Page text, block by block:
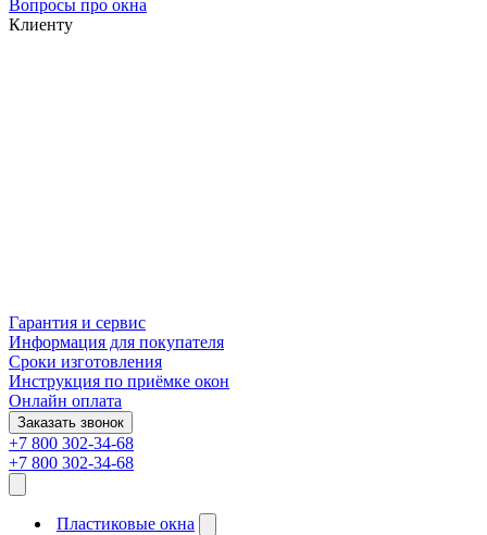
Вопросы про окна
Клиенту
Гарантия и сервис
Информация для покупателя
Сроки изготовления
Инструкция по приёмке окон
Онлайн оплата
Заказать звонок
+7 800 302-34-68
+7 800 302-34-68
Пластиковые окна